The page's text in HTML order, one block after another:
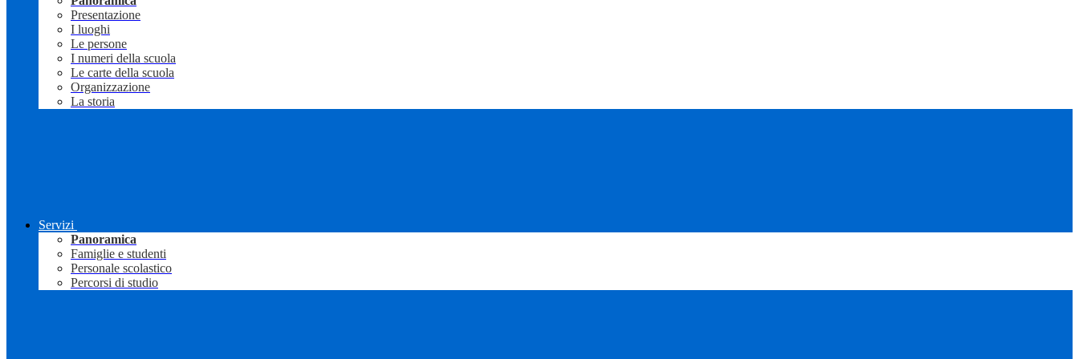
Presentazione
I luoghi
Le persone
I numeri della scuola
Le carte della scuola
Organizzazione
La storia
Servizi
Panoramica
Famiglie e studenti
Personale scolastico
Percorsi di studio